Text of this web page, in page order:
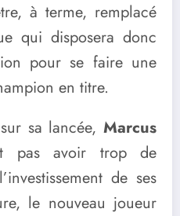
à terme, remplacé
qui disposera donc
pour se faire une
en titre.
sa lancée, Marcus
pas avoir trop de
de ses
le nouveau joueur